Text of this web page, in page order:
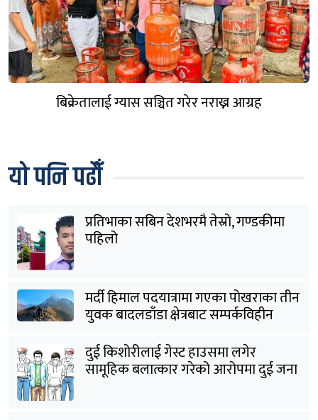
बिक्रेतालाई ग्यास सञ्चित गरेर नराख्न आग्रह
यो पनि पढौँ
प्रतिभाका सबिन देशभरमै तेस्रो, गण्डकीमा
पहिलो
मर्दी हिमाल पदयात्रामा गएका पोखराका तीन
युवक बादलडाँडा क्षेत्रबाट सम्पर्कविहीन
दुई किशोरीलाई गेस्ट हाउसमा लगेर
सामूहिक बलात्कार गरेको आरोपमा दुई जना